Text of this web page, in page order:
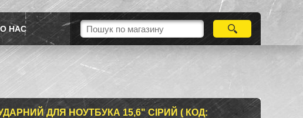
НАС
ДЛЯ НОУТБУКА 15,6" СІРИЙ ( КОД: